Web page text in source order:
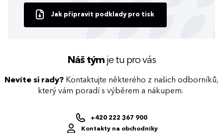
Jak připravit podklady pro tisk
Náš týmje tu pro vás
Nevíte si rady? Kontaktujte některého z našich odborníků,
který vám poradí s výběrem a nákupem.
+420 222 367 900
Kontakty na obchodníky